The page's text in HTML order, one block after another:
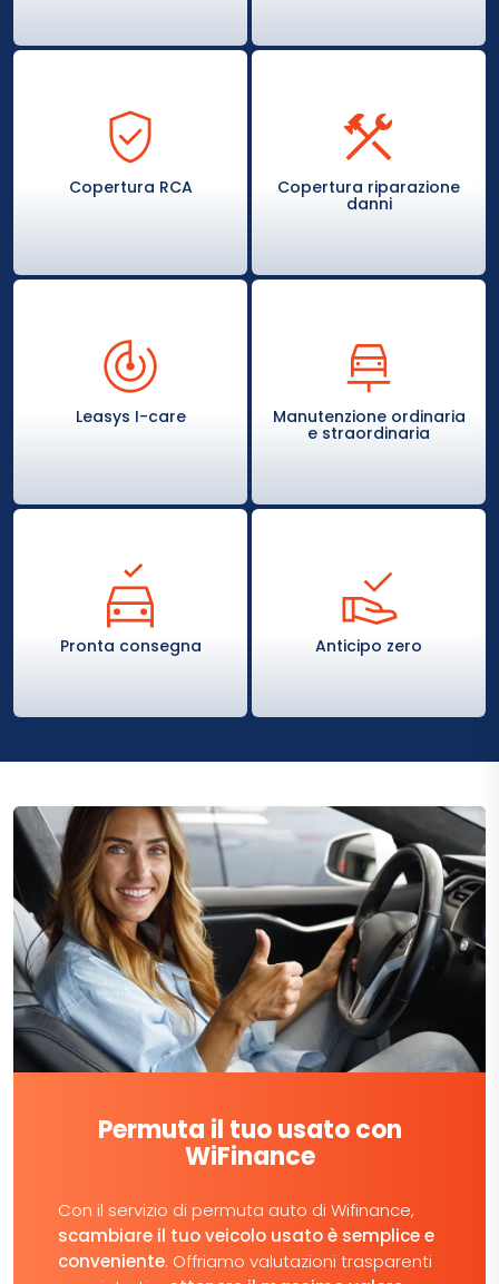
Copertura RCA Copertura riparazione
danni
Leasys I-care Manutenzione ordinaria
e straordinaria
Pronta consegna Anticipo zero
Permuta il tuo usato con
WiFinance
Con il servizio di permuta auto di Wifinance,
scambiare il tuo veicolo usato è semplice e
conveniente. Offriamo valutazioni trasparenti